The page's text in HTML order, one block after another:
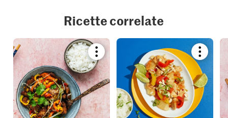
Ricette correlate
Bookmark
recipe
or
add
it
to
your
collections.
recipe
or
add
it
to
your